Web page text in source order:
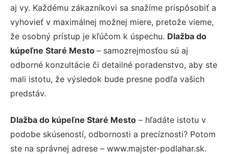
aj vy. Každému zákazníkovi sa snažíme prispôsobiť a
vyhovieť v maximálnej možnej miere, pretože vieme,
že osobný prístup je kľúčom k úspechu. Dlažba do
kúpeľne Staré Mesto – samozrejmosťou sú aj
odborné konzultácie či detailné poradenstvo, aby ste
mali istotu, že výsledok bude presne podľa vašich
predstáv.
Dlažba do kúpeľne Staré Mesto – hľadáte istotu v
podobe skúseností, odbornosti a precíznosti? Potom
ste na správnej adrese – www.majster-podlahar.sk.